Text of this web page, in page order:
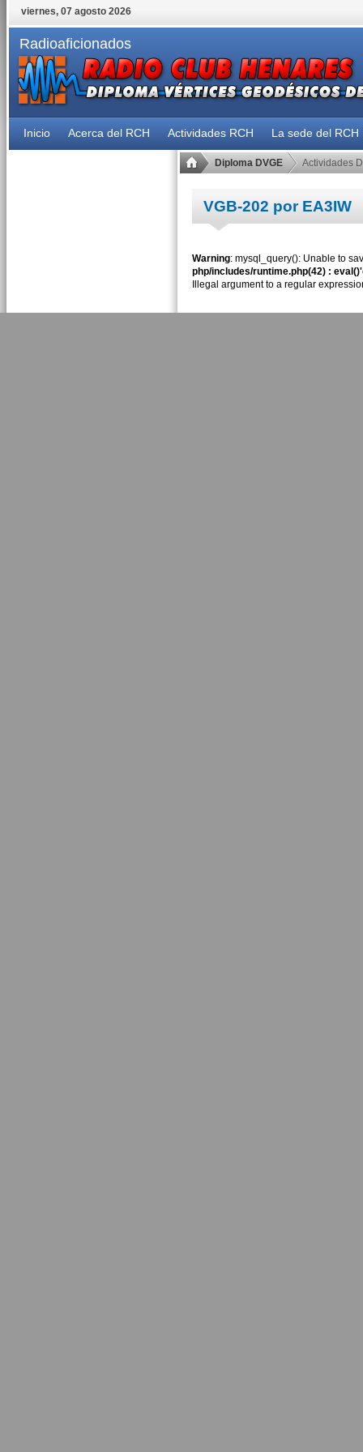
viernes, 07 agosto 2026
Radioaficionados
Inicio Acerca del RCH Actividades RCH La sede del RCH
Diploma DVGE Actividades
VGB-202 por EA3IW
Warning: mysql_query(): Unable to
php/includes/runtime.php(42) :
Illegal argument to a regular